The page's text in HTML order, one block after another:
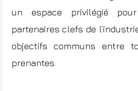
un espace privilégié
partenaires clefs de
objectifs communs entre
prenantes.